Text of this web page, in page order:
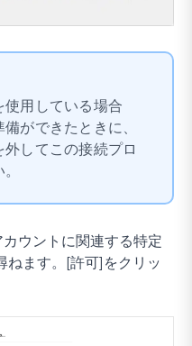
用している場合
ができたときに、
してこの接続プロ
ウントに関連する特定
ねます。[許可]をクリッ